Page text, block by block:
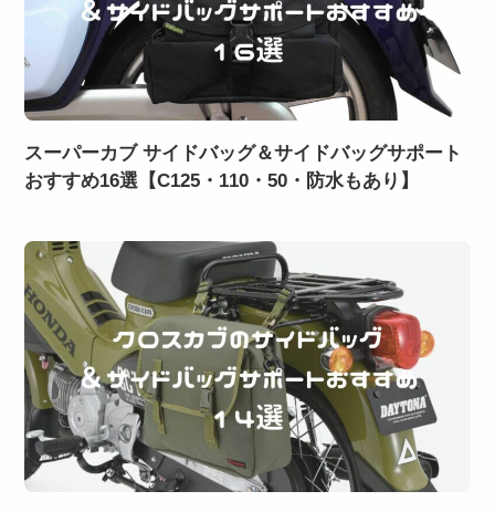
スーパーカブ サイドバッグ＆サイドバッグサポート
おすすめ16選【C125・110・50・防水もあり】